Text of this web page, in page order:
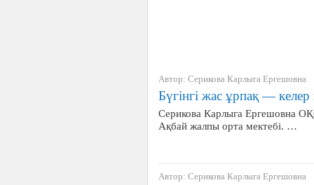
Автор: Серикова Карлыга Ергешовна
Бүгінгі жас ұрпақ — келер
Серикова Карлыга Ергешовна
Ақбай жалпы орта мектебі. …
Автор: Серикова Карлыга Ергешовна